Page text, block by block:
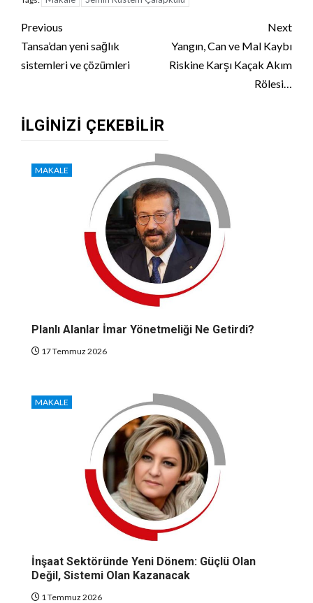
Continue
Reading
Previous
Tansa’dan yeni sağlık
sistemleri ve çözümleri
Next
Yangın, Can ve Mal Kaybı
Riskine Karşı Kaçak Akım
Rölesi…
İLGINIZI ÇEKEBILIR
MAKALE
Planlı Alanlar İmar Yönetmeliği Ne Getirdi?
17 Temmuz 2026
MAKALE
İnşaat Sektöründe Yeni Dönem: Güçlü Olan
Değil, Sistemi Olan Kazanacak
1 Temmuz 2026